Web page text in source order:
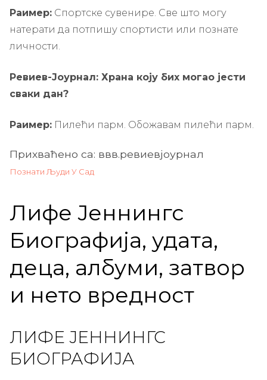
Раимер: Спортске сувенире. Све што могу
натерати да потпишу спортисти или познате
личности.
Ревиев-Јоурнал: Храна коју бих могао јести
сваки дан?
Раимер: Пилећи парм. Обожавам пилећи парм.
Прихваћено са: ввв.ревиевјоурнал
Познати Људи У Сад
Лифе Јеннингс
Биографија, удата,
деца, албуми, затвор
и нето вредност
ЛИФЕ ЈЕННИНГС
БИОГРАФИЈА